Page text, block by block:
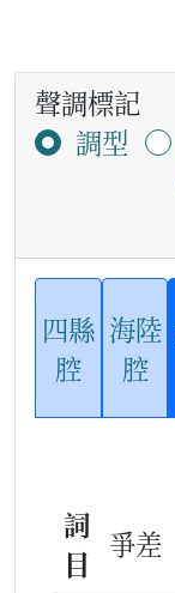
聲調標記
調型
四縣
腔
海陸
腔
詞
目
爭差